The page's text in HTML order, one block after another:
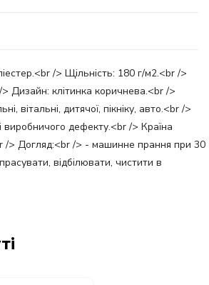
/> Щільність: 180 г/м2.<br />
Дизайн: клітинка коричнева.<br />
вітальні, дитячої, пікніку, авто.<br />
виробничого дефекту.<br /> Країна
/> Догляд:<br /> - машинне прання при 30
відбілювати, чистити в